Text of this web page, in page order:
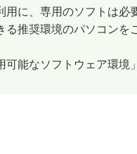
用に、専用のソフトは必
る推奨環境のパソコンを
能なソフトウェア環境